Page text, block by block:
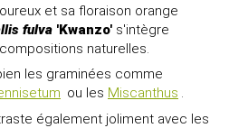
et sa floraison orange
fulva 'Kwanzo' s'intègre
naturelles.
les graminées comme
ou les Miscanthus .
également joliment avec les